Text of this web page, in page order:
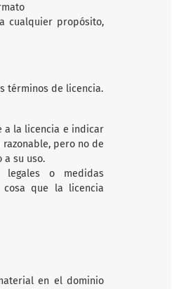
cualquier propósito,
términos de licencia.
a la licencia e indicar
pero no de
a su uso.
legales o medidas
que la licencia
en el dominio